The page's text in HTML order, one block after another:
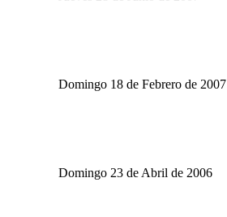
Domingo 18 de Febrero de 2007
Domingo 23 de Abril de 2006